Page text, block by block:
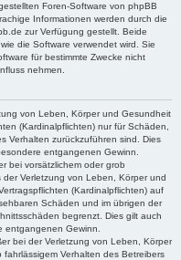
Foren-Software von phpBB
Informationen werden durch die
zur Verfügung gestellt. Beide
die Software verwendet wird. Sie
für bestimmte Zwecke nicht
nehmen.
von Leben, Körper und Gesundheit
(Kardinalpflichten) nur für Schäden,
Verhalten zurückzuführen sind. Dies
entgangenen Gewinn.
bei vorsätzlichem oder grob
Verletzung von Leben, Körper und
(Kardinalpflichten) auf
Schäden und im übrigen der
begrenzt. Dies gilt auch
entgangenen Gewinn.
bei der Verletzung von Leben, Körper
Verhalten des Betreibers